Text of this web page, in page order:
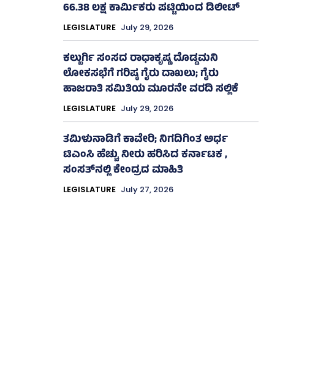
66.38 ಲಕ್ಷ ಕಾರ್ಮಿಕರು ಪಟ್ಟಿಯಿಂದ ಡಿಲೀಟ್
LEGISLATURE July 29, 2026
ಕಲ್ಬುರ್ಗಿ ಸಂಸದ ರಾಧಾಕೃಷ್ಣ ದೊಡ್ಡಮನಿ
ಲೋಕಸಭೆಗೆ ಗರಿಷ್ಠ ಗೈರು ದಾಖಲು; ಗೈರು
ಹಾಜರಾತಿ ಸಮಿತಿಯ ಮೂರನೇ ವರದಿ ಸಲ್ಲಿಕೆ
LEGISLATURE July 29, 2026
ತಮಿಳುನಾಡಿಗೆ ಕಾವೇರಿ; ನಿಗದಿಗಿಂತ ಅರ್ಧ
ಟಿಎಂಸಿ ಹೆಚ್ಚು ನೀರು ಹರಿಸಿದ ಕರ್ನಾಟಕ ,
ಸಂಸತ್‌ನಲ್ಲಿ ಕೇಂದ್ರದ ಮಾಹಿತಿ
LEGISLATURE July 27, 2026